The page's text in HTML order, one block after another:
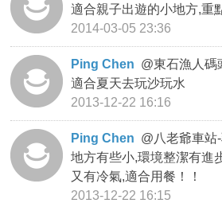
適合親子出遊的小地方,重
2014-03-05 23:36
Ping Chen @東石漁人碼
適合夏天去玩沙玩水
2013-12-22 16:16
Ping Chen @八老爺車站
地方有些小,環境整潔有進
又有冷氣,適合用餐！！
2013-12-22 16:15